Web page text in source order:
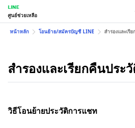
LINE
ศูนย์ช่วยเหลือ
หน้าหลัก โอนย้าย/สมัครบัญชี LINE สำรองและเรี
สำรองและเรียกคืนประ
วิธีโอนย้ายประวัติการแชท